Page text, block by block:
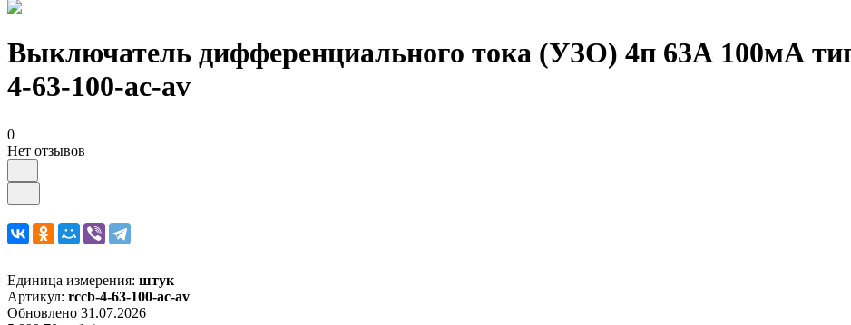
Выключатель дифференциального тока (УЗО) 4п 63А 100мА
4-63-100-ac-av
0
Нет отзывов
Единица измерения: штук
Артикул: rccb-4-63-100-ac-av
Обновлено 31.07.2026